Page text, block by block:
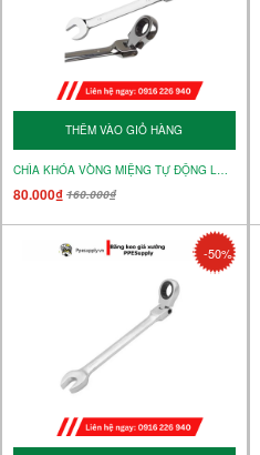
THÊM VÀO GIỎ HÀNG
CHÌA KHÓA VÒNG MIỆNG TỰ ĐỘNG LẮC LÉO 10mm – MÃ 15236
80.000₫ 160.000₫
-50%